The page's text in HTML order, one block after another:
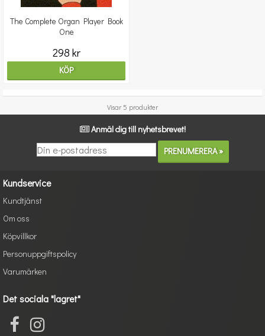
The Complete Organ Player Book
One
298 kr
KÖP
Visar 5 produkter
Anmäl dig till nyhetsbrevet!
Kundservice
Kundtjänst
Om oss
Köpvillkor
Personuppgiftspolicy
Varumärken
Det sociala "lagret"